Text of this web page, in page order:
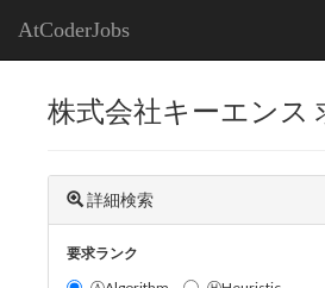
AtCoderJobs
株式会社キーエンス
詳細検索
要求ランク